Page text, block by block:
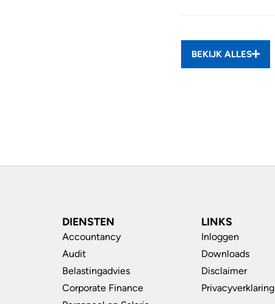
BEKIJK ALLES
DIENSTEN
Accountancy
Audit
Belastingadvies
Corporate Finance
LINKS
Inloggen
Downloads
Disclaimer
Privacyverklaring